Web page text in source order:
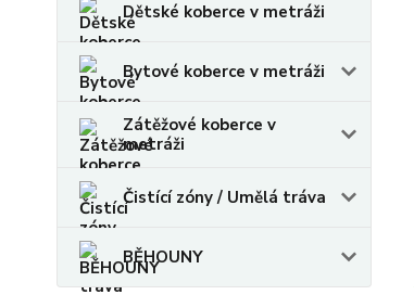
Dětské koberce v metráži
Bytové koberce v metráži
Zátěžové koberce v
metráži
Čistící zóny / Umělá tráva
BĚHOUNY